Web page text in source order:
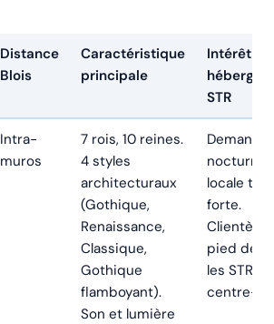
Distance
Blois
Caractéristique
principale
Intérêt
STR
Intra-
muros
7 rois, 10 reines.
4 styles
architecturaux
(Gothique,
Renaissance,
Classique,
Gothique
flamboyant).
Son et lumière
Demande
nocturne
locale très
forte.
Clientèle à
pied
les STR du
centre-